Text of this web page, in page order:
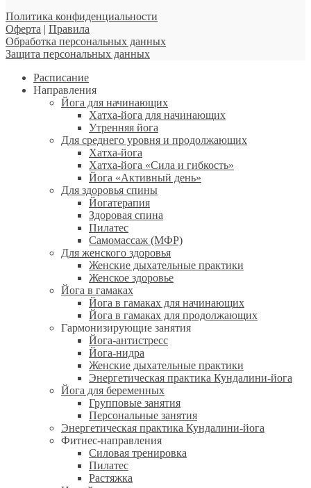
Политика конфиденциальности
Оферта | Правила
Обработка персональных данных
Защита персональных данных
Расписание
Направления
Йога для начинающих
Хатха-йога для начинающих
Утренняя йога
Для среднего уровня и продолжающих
Хатха-йога
Хатха-йога «Сила и гибкость»
Йога «Активный день»
Для здоровья спины
Йогатерапия
Здоровая спина
Пилатес
Самомассаж (МФР)
Для женского здоровья
Женские дыхательные практики
Женское здоровье
Йога в гамаках
Йога в гамаках для начинающих
Йога в гамаках для продолжающих
Гармонизирующие занятия
Йога-антистресс
Йога-нидра
Женские дыхательные практики
Энергетическая практика Кундалини-йога
Йога для беременных
Групповые занятия
Персональные занятия
Энергетическая практика Кундалини-йога
Фитнес-направления
Силовая тренировка
Пилатес
Растяжка